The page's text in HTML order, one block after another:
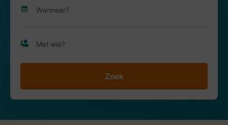
Zoek